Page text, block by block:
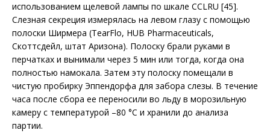
использованием щелевой лампы по шкале CCLRU [45].
Слезная секреция измерялась на левом глазу с помощью
полоски Ширмера (TearFlo, HUB Pharmaceuticals,
Скоттсдейл, штат Аризона). Полоску брали руками в
перчатках и вынимали через 5 мин или тогда, когда она
полностью намокала. Затем эту полоску помещали в
чистую пробирку Эппендорфа для забора слезы. В течение
часа после сбора ее переносили во льду в морозильную
камеру с температурой –80 °C и хранили до анализа
партии.